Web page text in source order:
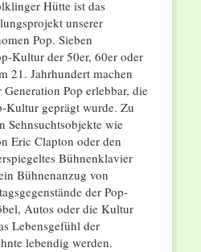
Hütte ist das
unserer
Pop. Sieben
Kultur der 50er, 60er oder
21. Jahrhundert machen
Pop erlebbar, die
Kultur geprägt wurde. Zu
Sehnsuchtsobjekte wie
Eric Clapton oder den
Bühnenklavier
Bühnenanzug von
der Pop-
Autos oder die Kultur
Lebensgefühl der
lebendig werden.